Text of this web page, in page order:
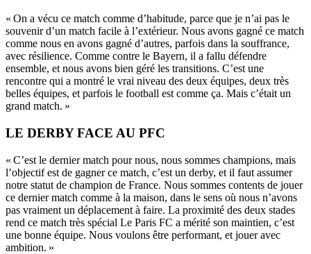
« On a vécu ce match comme d’habitude, parce que je n’ai pas le
souvenir d’un match facile à l’extérieur. Nous avons gagné ce match
comme nous en avons gagné d’autres, parfois dans la souffrance,
avec résilience. Comme contre le Bayern, il a fallu défendre
ensemble, et nous avons bien géré les transitions. C’est une
rencontre qui a montré le vrai niveau des deux équipes, deux très
belles équipes, et parfois le football est comme ça. Mais c’était un
grand match. »
LE DERBY FACE AU PFC
« C’est le dernier match pour nous, nous sommes champions, mais
l’objectif est de gagner ce match, c’est un derby, et il faut assumer
notre statut de champion de France. Nous sommes contents de jouer
ce dernier match comme à la maison, dans le sens où nous n’avons
pas vraiment un déplacement à faire. La proximité des deux stades
rend ce match très spécial Le Paris FC a mérité son maintien, c’est
une bonne équipe. Nous voulons être performant, et jouer avec
ambition. »